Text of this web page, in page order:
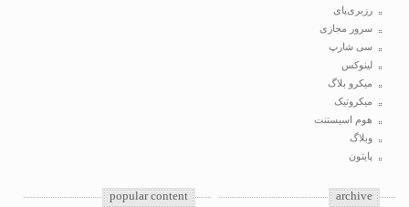
رزبری‌پای
سرور مجازی
سی شارپ
لینوکس
میکرو بلاگ
میکروتیک
هوم اسیستنت
وبلاگ
پایتون
archive
popular content